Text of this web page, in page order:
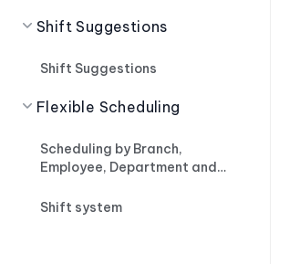
Shift Suggestions
Shift Suggestions
Flexible Scheduling
Scheduling by Branch,
Employee, Department and
Shift system